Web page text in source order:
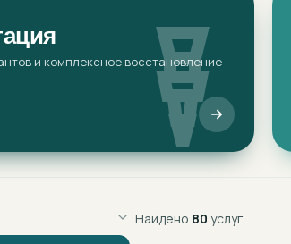
и комплексное восстановление
Найдено 80 услуг